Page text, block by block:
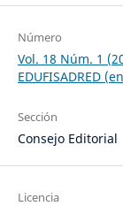
Número
Vol. 18 Núm. 1
EDUFISADRED
Sección
Consejo Editorial
Licencia